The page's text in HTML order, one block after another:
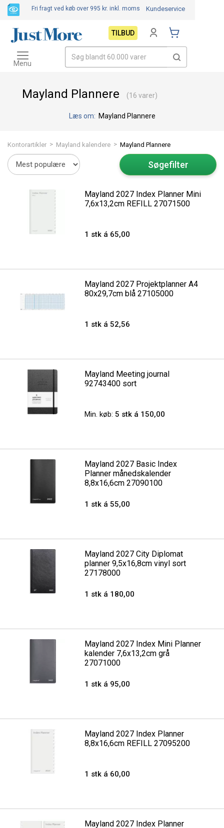
Mayland Plannere (16 varer)
Læs om: Mayland Plannere
Kontorartikler > Mayland kalendere > Mayland Plannere
Søgefilter
Mayland 2027 Index Planner Mini
7,6x13,2cm REFILL 27071500
1 stk á 65,00
Mayland 2027 Projektplanner A4
80x29,7cm blå 27105000
1 stk á 52,56
Mayland Meeting journal
92743400 sort
Min. køb: 5 stk á 150,00
Mayland 2027 Basic Index
Planner månedskalender
8,8x16,6cm 27090100
1 stk á 55,00
Mayland 2027 City Diplomat
planner 9,5x16,8cm vinyl sort
27178000
1 stk á 180,00
Mayland 2027 Index Mini Planner
kalender 7,6x13,2cm grå
27071000
1 stk á 95,00
Mayland 2027 Index Planner
8,8x16,6cm REFILL 27095200
1 stk á 60,00
Mayland 2027 Index Planner
Fri fragt ved køb over 995 kr. inkl. moms Kundeservice
TILBUD
Toggle
navigation
Menu